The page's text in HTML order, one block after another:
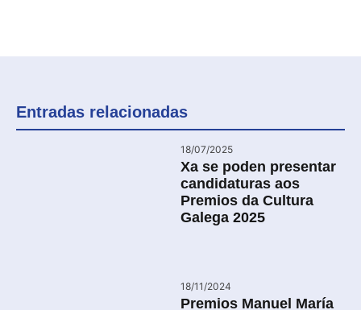
Entradas relacionadas
18/07/2025
Xa se poden presentar
candidaturas aos
Premios da Cultura
Galega 2025
18/11/2024
Premios Manuel María